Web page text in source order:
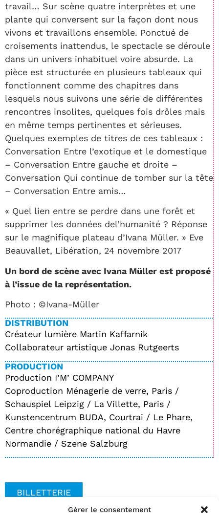
Gérer le consentement
travail… Sur scène quatre interprètes et une
plante qui conversent sur la façon dont nous
vivons et travaillons ensemble. Ponctué de
croisements inattendus, le spectacle se déroule
dans un univers inhabituel voire absurde. La
pièce est structurée en plusieurs tableaux qui
fonctionnent comme des chapitres dans
lesquels nous suivons une série de différentes
rencontres insolites, quelques fois drôles mais
en même temps pertinentes et sérieuses.
Quelques exemples de titres de ces tableaux :
Conversation Entre l’exotique et le domestique
– Conversation Entre gauche et droite –
Conversation Qui continue de tomber sur la tête
– Conversation Entre amis…
« Quel lien entre se perdre dans une forêt et
supprimer les données del’humanité ? Réponse
sur le magnifique plateau d’Ivana Müller. » Eve
Beauvallet, Libération, 24 novembre 2017
Un bord de scène avec Ivana Müller est proposé
à l’issue de la représentation.
Photo : ©Ivana-Müller
DISTRIBUTION
Créateur lumière Martin Kaffarnik
Collaborateur artistique Jonas Rutgeerts
PRODUCTION
Production I’M’ COMPANY
Coproduction Ménagerie de verre, Paris /
Schauspiel Leipzig / La Villette, Paris /
Kunstencentrum BUDA, Courtrai / Le Phare,
Centre chorégraphique national du Havre
Normandie / Szene Salzburg
BILLETTERIE